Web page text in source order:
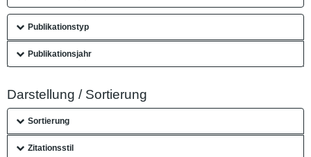
Publikationstyp
Publikationsjahr
Darstellung / Sortierung
Sortierung
Zitationsstil